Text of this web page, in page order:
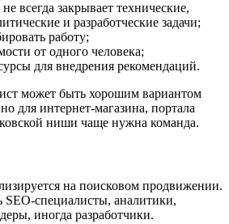
всегда закрывает технические,
и разработческие задачи;
работу;
от одного человека;
для внедрения рекомендаций.
может быть хорошим вариантом
для интернет-магазина, портала
ниши чаще нужна команда.
на поисковом продвижении.
специалисты, аналитики,
иногда разработчики.